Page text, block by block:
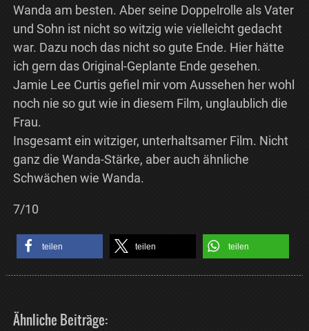
Wanda am besten. Aber seine Doppelrolle als Vater
und Sohn ist nicht so witzig wie vielleicht gedacht
war. Dazu noch das nicht so gute Ende. Hier hätte
ich gern das Original-Geplante Ende gesehen.
Jamie Lee Curtis gefiel mir vom Aussehen her wohl
noch nie so gut wie in diesem Film, unglaublich die
Frau.
Insgesamt ein witziger, unterhaltsamer Film. Nicht
ganz die Wanda-Stärke, aber auch ähnliche
Schwächen wie Wanda.
7/10
teilen teilen teilen
Ähnliche Beiträge: